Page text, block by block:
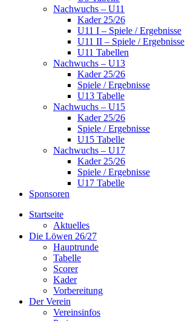
Nachwuchs – U11
Kader 25/26
U11 I – Spiele / Ergebnisse
U11 II – Spiele / Ergebnisse
U11 Tabellen
Nachwuchs – U13
Kader 25/26
Spiele / Ergebnisse
U13 Tabelle
Nachwuchs – U15
Kader 25/26
Spiele / Ergebnisse
U15 Tabelle
Nachwuchs – U17
Kader 25/26
Spiele / Ergebnisse
U17 Tabelle
Sponsoren
Startseite
Aktuelles
Die Löwen 26/27
Hauptrunde
Tabelle
Scorer
Kader
Vorbereitung
Der Verein
Vereinsinfos